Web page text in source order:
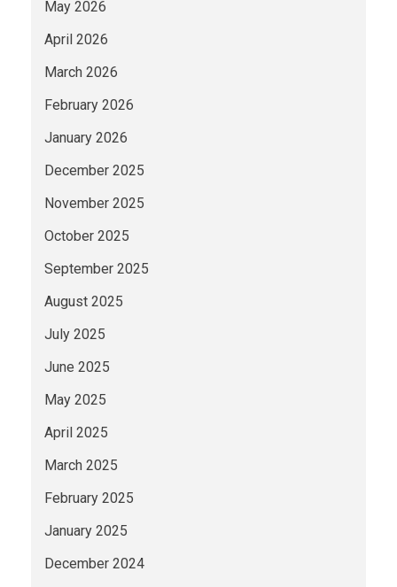
May 2026
April 2026
March 2026
February 2026
January 2026
December 2025
November 2025
October 2025
September 2025
August 2025
July 2025
June 2025
May 2025
April 2025
March 2025
February 2025
January 2025
December 2024